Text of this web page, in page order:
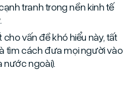
tranh trong nền kinh tế
cho vấn đề khó hiểu này, tất
tìm cách đưa mọi người vào
nước ngoài).